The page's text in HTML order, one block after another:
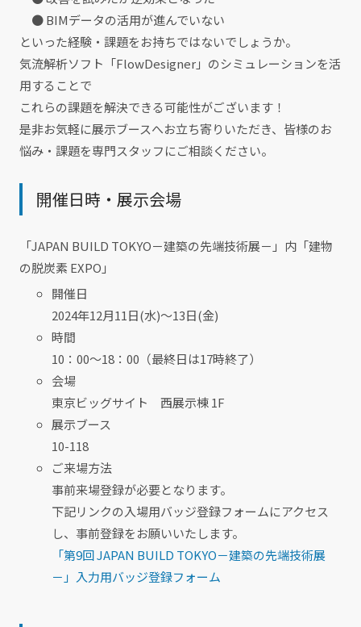
● BIMデータの活用が進んでいない
といった経験・課題をお持ちではないでしょうか。
気流解析ソフト「FlowDesigner」のシミュレーションを活
用することで
これらの課題を解決できる可能性がございます！
是非お気軽に展示ブースへお立ち寄りいただき、皆様のお
悩み・課題を専門スタッフにご相談ください。
開催日時・展示会場
「JAPAN BUILD TOKYO－建築の先端技術展－」内「建物
の脱炭素 EXPO」
開催日
2024年12月11日(水)～13日(金)
時間
10：00～18：00（最終日は17時終了）
会場
東京ビッグサイト 西展示棟 1F
展示ブース
10-118
ご来場方法
事前来場登録が必要となります。
下記リンクの入場用バッジ登録フォームにアクセス
し、事前登録をお願いいたします。
「第9回 JAPAN BUILD TOKYO－建築の先端技術展
－」入力用バッジ登録フォーム